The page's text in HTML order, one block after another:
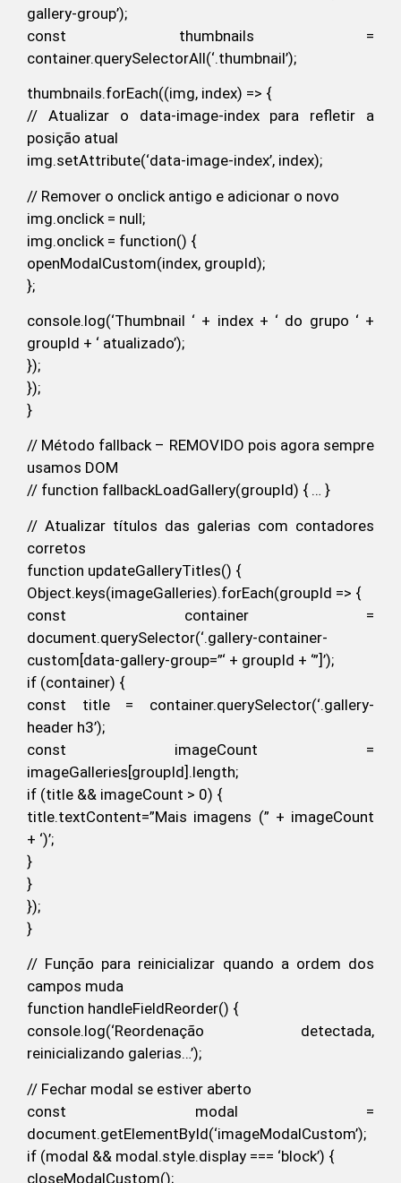
gallery-group’);
const thumbnails =
container.querySelectorAll(‘.thumbnail’);
thumbnails.forEach((img, index) => {
// Atualizar o data-image-index para refletir a
posição atual
img.setAttribute(‘data-image-index’, index);
// Remover o onclick antigo e adicionar o novo
img.onclick = null;
img.onclick = function() {
openModalCustom(index, groupId);
};
console.log(‘Thumbnail ‘ + index + ‘ do grupo ‘ +
groupId + ‘ atualizado’);
});
});
}
// Método fallback – REMOVIDO pois agora sempre
usamos DOM
// function fallbackLoadGallery(groupId) { … }
// Atualizar títulos das galerias com contadores
corretos
function updateGalleryTitles() {
Object.keys(imageGalleries).forEach(groupId => {
const container =
document.querySelector(‘.gallery-container-
custom[data-gallery-group=”‘ + groupId + ‘”]’);
if (container) {
const title = container.querySelector(‘.gallery-
header h3’);
const imageCount =
imageGalleries[groupId].length;
if (title && imageCount > 0) {
title.textContent=”Mais imagens (” + imageCount
+ ‘)’;
}
}
});
}
// Função para reinicializar quando a ordem dos
campos muda
function handleFieldReorder() {
console.log(‘Reordenação detectada,
reinicializando galerias…’);
// Fechar modal se estiver aberto
const modal =
document.getElementById(‘imageModalCustom’);
if (modal && modal.style.display === ‘block’) {
closeModalCustom();